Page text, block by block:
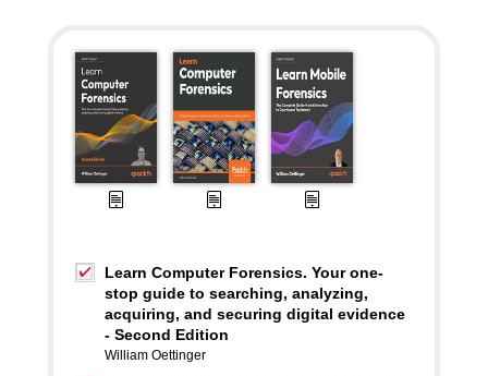
Learn Computer Forensics. Your one-
stop guide to searching, analyzing,
acquiring, and securing digital evidence
- Second Edition
William Oettinger